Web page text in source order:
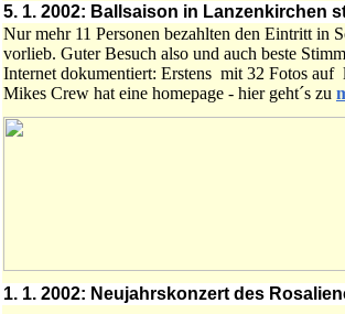
5. 1. 2002: Ballsaison in Lanzenkirchen
Nur mehr 11 Personen bezahlten den Eintritt in
vorlieb. Guter Besuch also und auch beste
Internet dokumentiert: Erstens mit 32 Fotos auf
Mikes Crew hat eine homepage - hier geht´s zu
1. 1. 2002: Neujahrskonzert des